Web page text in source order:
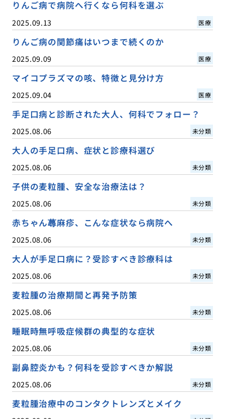
りんご病で病院へ行くなら何科を選ぶ
2025.09.13 医療
りんご病の関節痛はいつまで続くのか
2025.09.09 医療
マイコプラズマの咳、特徴と見分け方
2025.09.04 医療
手足口病と診断された大人、何科でフォロー？
2025.08.06 未分類
大人の手足口病、症状と診療科選び
2025.08.06 未分類
子供の麦粒腫、安全な治療法は？
2025.08.06 未分類
赤ちゃん蕁麻疹、こんな症状なら病院へ
2025.08.06 未分類
大人が手足口病に？受診すべき診療科は
2025.08.06 未分類
麦粒腫の治療期間と再発予防策
2025.08.06 未分類
睡眠時無呼吸症候群の典型的な症状
2025.08.06 未分類
副鼻腔炎かも？何科を受診すべきか解説
2025.08.06 未分類
麦粒腫治療中のコンタクトレンズとメイク